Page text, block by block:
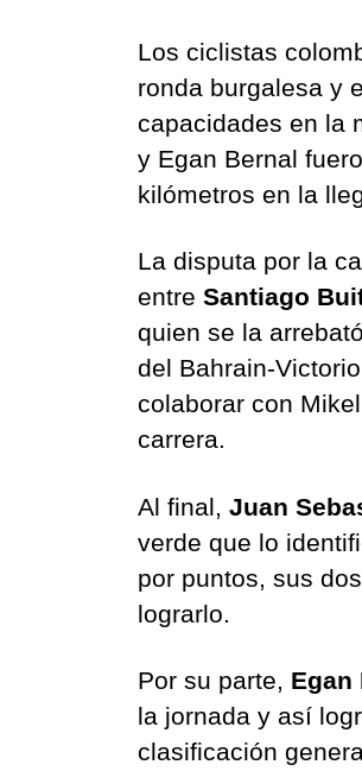
Los ciclistas
ronda burgalesa y
capacidades en la
y Egan Bernal
kilómetros en la
La disputa por la
entre Santiago
quien se la
del Bahrain-
colaborar con
carrera.
Al final, Juan
verde que lo
por puntos, sus
lograrlo.
Por su parte, Egan
la jornada y así
clasificación